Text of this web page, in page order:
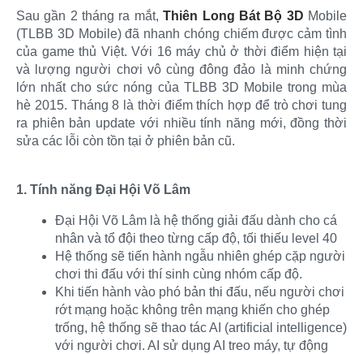
Sau gần 2 tháng ra mắt,Thiên Long Bát Bộ 3D Mobile
(TLBB 3D Mobile) đã nhanh chóng chiếm được cảm tình
của game thủ Việt. Với 16 máy chủ ở thời điểm hiện tại
và lượng người chơi vô cùng đông đảo là minh chứng
lớn nhất cho sức nóng của TLBB 3D Mobile trong mùa
hè 2015. Tháng 8 là thời điểm thích hợp để trò chơi tung
ra phiên bản update với nhiều tính năng mới, đồng thời
sửa các lỗi còn tồn tại ở phiên bản cũ.
1. Tính năng Đại Hội Võ Lâm
Đại Hội Võ Lâm là hệ thống giải đấu dành cho cá
nhân và tổ đội theo từng cấp độ, tối thiếu level 40
Hệ thống sẽ tiến hành ngẫu nhiên ghép cặp người
chơi thi đấu với thí sinh cùng nhóm cấp độ.
Khi tiến hành vào phó bản thi đấu, nếu người chơi
rớt mạng hoặc không trên mạng khiến cho ghép
trống, hệ thống sẽ thao tác AI (artificial intelligence)
với người chơi. AI sử dụng AI treo máy, tự động